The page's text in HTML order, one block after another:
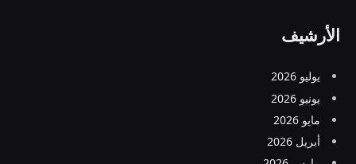
الأرشيف
يوليو 2026
يونيو 2026
مايو 2026
أبريل 2026